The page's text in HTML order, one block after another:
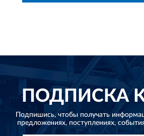
ПОДПИСКА
Подпишись, чтобы получать
предложениях, поступлениях,